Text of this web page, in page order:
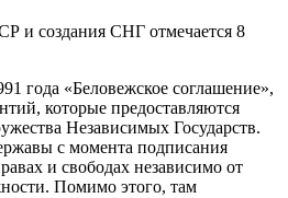
года «Беловежское соглашение»,
которые предоставляются
Независимых Государств.
с момента подписания
и свободах независимо от
Помимо этого, там